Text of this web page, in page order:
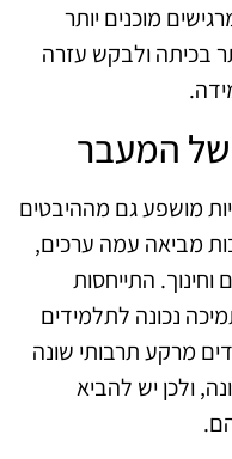
מוכנים יותר
בכיתה ולבקש עזרה
של המעבר
מושפע גם מההיבטים
מביאה עמה ערכים,
וחינוך. התייחסות
נכונה לתלמידים
מרקע תרבותי שונה
ולכן יש להביא